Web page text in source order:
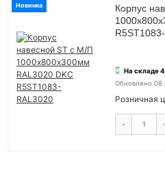
Новинка
Корпус
На складе
Обновлено
Розничная
-